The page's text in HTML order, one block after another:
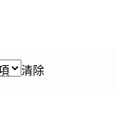
清除